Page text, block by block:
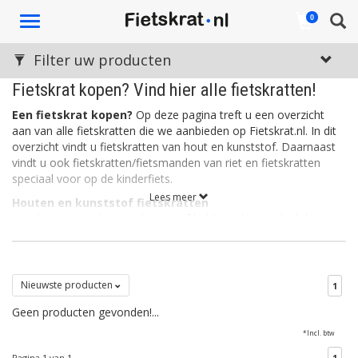
Toggle
0
Fietskrat kopen? Vind hier alle fietskratten!
Een fietskrat kopen? Op deze pagina treft u een overzicht
aan van alle fietskratten die we aanbieden op Fietskrat.nl. In dit
overzicht vindt u fietskratten van hout en kunststof. Daarnaast
vindt u ook fietskratten/fietsmanden van riet en fietskratten
speciaal voor op de kinderfiets.
Houten en kunststof fietskratten
fietskratten daarentegen, ogen rustig en stoer. Het hout is vaak
bewerkt zodat de kratten bestemd zijn tegen allerlei
weersinvloeden.
Een rieten fietskrat is eigenlijk een fietsmand in de vorm van een
Lees meer
Filter uw producten
Nieuwste producten 1
Geen producten gevonden!...
*Incl. btw